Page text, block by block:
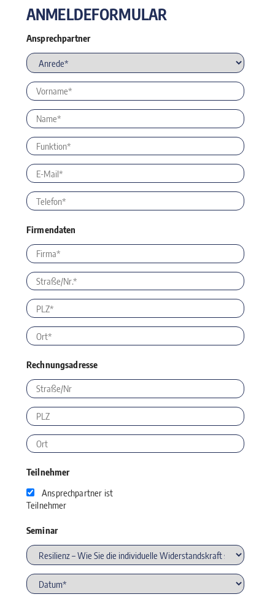
ANMELDEFORMULAR
Ansprechpartner
Firmendaten
Rechnungsadresse
Teilnehmer
Ansprechpartner ist
Teilnehmer
Seminar